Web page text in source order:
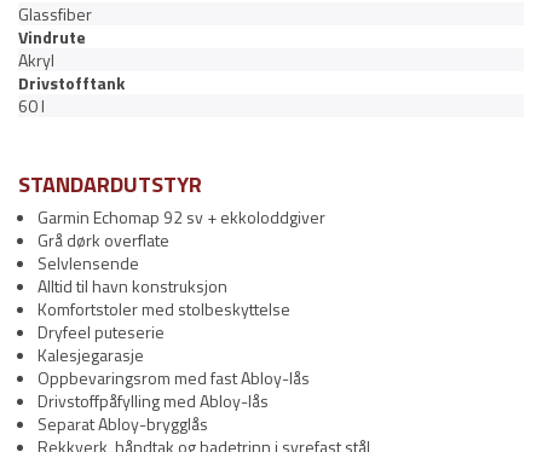
Glassfiber
Vindrute
Akryl
Drivstofftank
60 l
STANDARDUTSTYR
Garmin Echomap 92 sv + ekkoloddgiver
Grå dørk overflate
Selvlensende
Alltid til havn konstruksjon
Komfortstoler med stolbeskyttelse
Dryfeel puteserie
Kalesjegarasje
Oppbevaringsrom med fast Abloy-lås
Drivstoffpåfylling med Abloy-lås
Separat Abloy-brygglås
Rekkverk, håndtak og badetrinn i syrefast stål